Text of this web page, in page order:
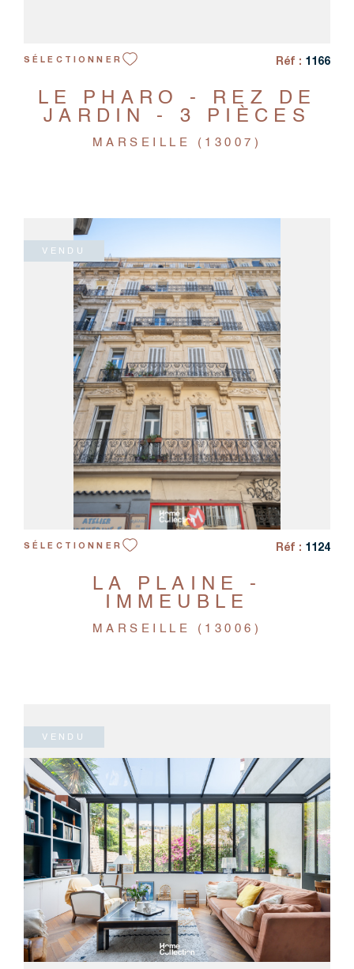
SÉLECTIONNER Réf : 1166
LE PHARO - REZ DE
JARDIN - 3 PIÈCES
MARSEILLE (13007)
VENDU
VOIR LE BIEN
SÉLECTIONNER Réf : 1124
LA PLAINE -
IMMEUBLE
MARSEILLE (13006)
VENDU
VOIR LE BIEN